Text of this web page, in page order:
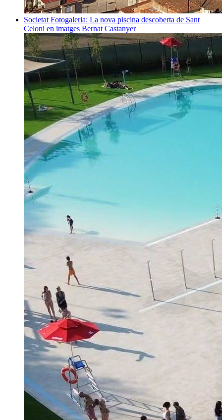
Societat Fotogaleria: La nova piscina descoberta de Sant
Celoni en imatges Bernat Castanyer